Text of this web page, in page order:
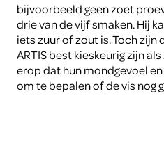
bijvoorbeeld geen zoet
drie van de vijf smaken. Hij
iets zuur of zout is. Toch zijn
ARTIS best kieskeurig zijn
erop dat hun mondgevoel
om te bepalen of de vis nog